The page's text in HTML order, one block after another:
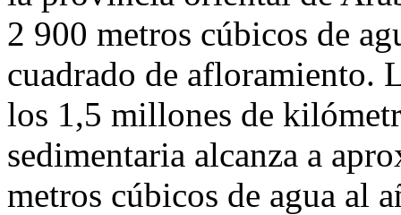
2 900 metros cúbicos de
cuadrado de afloramiento.
los 1,5 millones de
sedimentaria alcanza a
metros cúbicos de agua al